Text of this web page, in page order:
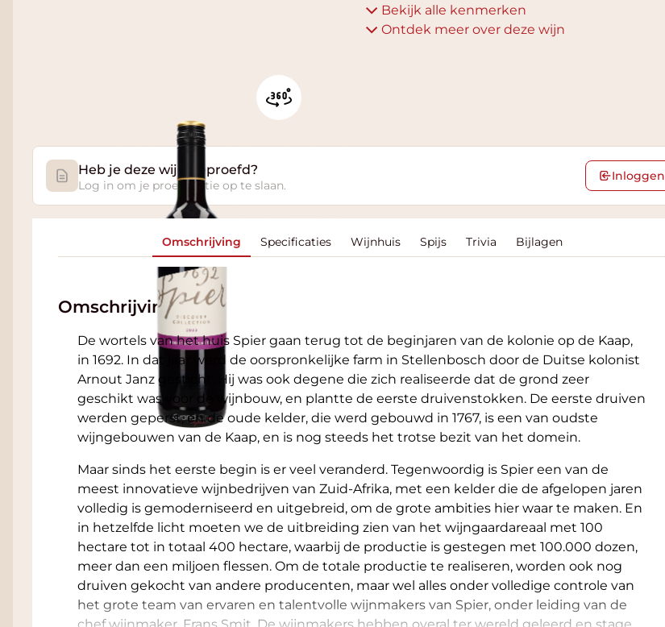
Bekijk alle kenmerken
Ontdek meer over deze wijn
Heb je deze wijn geproefd?
Log in om je proefnotitie op te slaan.
Inloggen
Omschrijving Specificaties Wijnhuis Spijs Trivia Bijlagen
Omschrijving
De wortels van het huis Spier gaan terug tot de beginjaren van de kolonie op de Kaap,
in 1692. In dat jaar werd de oorspronkelijke farm in Stellenbosch door de Duitse kolonist
Arnout Janz gesticht. Hij was ook degene die zich realiseerde dat de grond zeer
geschikt was voor de wijnbouw, en plantte de eerste druivenstokken. De eerste druiven
werden geperst, en de oude kelder, die werd gebouwd in 1767, is een van oudste
wijngebouwen van de Kaap, en is nog steeds het trotse bezit van het domein.
Maar sinds het eerste begin is er veel veranderd. Tegenwoordig is Spier een van de
meest innovatieve wijnbedrijven van Zuid-Afrika, met een kelder die de afgelopen jaren
volledig is gemoderniseerd en uitgebreid, om de grote ambities hier waar te maken. En
in hetzelfde licht moeten we de uitbreiding zien van het wijngaardareaal met 100
hectare tot in totaal 400 hectare, waarbij de productie is gestegen met 100.000 dozen,
meer dan een miljoen flessen. Om de totale productie te realiseren, worden ook nog
druiven gekocht van andere producenten, maar wel alles onder volledige controle van
het grote team van ervaren en talentvolle wijnmakers van Spier, onder leiding van de
chef wijnmaker, Frans Smit. De wijnmakers hebben overal ter wereld geleerd en stage